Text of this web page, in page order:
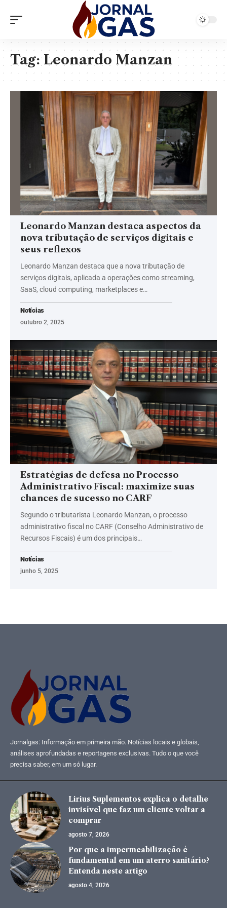
Tag:Leonardo Manzan
Leonardo Manzan destaca aspectos da
nova tributação de serviços digitais e
seus reflexos
Leonardo Manzan destaca que a nova tributação de
serviços digitais, aplicada a operações como streaming,
SaaS, cloud computing, marketplaces e…
Notícias
outubro 2, 2025
Estratégias de defesa no Processo
Administrativo Fiscal: maximize suas
chances de sucesso no CARF
Segundo o tributarista Leonardo Manzan, o processo
administrativo fiscal no CARF (Conselho Administrativo de
Recursos Fiscais) é um dos principais…
Notícias
junho 5, 2025
Jornalgas: Informação em primeira mão. Notícias locais e globais,
análises aprofundadas e reportagens exclusivas. Tudo o que você
precisa saber, em um só lugar.
Lirius Suplementos explica o detalhe
invisível que faz um cliente voltar a
comprar
agosto 7, 2026
Por que a impermeabilização é
fundamental em um aterro sanitário?
Entenda neste artigo
agosto 4, 2026